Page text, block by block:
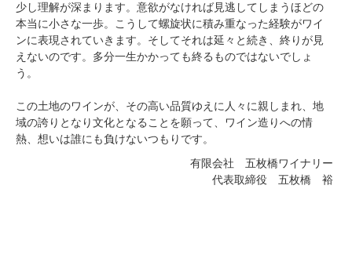
少し理解が深まります。意欲がなければ見逃してしまうほどの
本当に小さな一歩。こうして螺旋状に積み重なった経験がワイ
ンに表現されていきます。そしてそれは延々と続き、終りが見
えないのです。多分一生かかっても終るものではないでしょ
う。
この土地のワインが、その高い品質ゆえに人々に親しまれ、地
域の誇りとなり文化となることを願って、ワイン造りへの情
熱、想いは誰にも負けないつもりです。
有限会社 五枚橋ワイナリー
代表取締役 五枚橋 裕